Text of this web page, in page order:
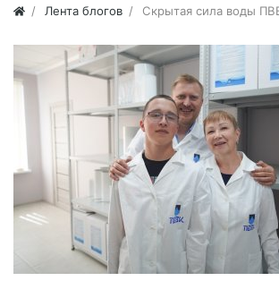
Лента блогов Скрытая сила воды